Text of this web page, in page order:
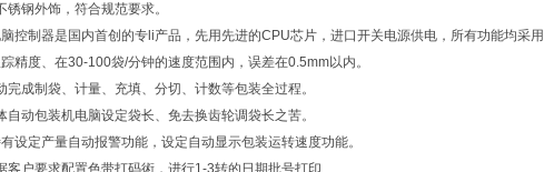
锈钢外饰，符合规范要求。
控制器是国内首创的专li产品，先用先进的CPU芯片，进口开关电源供电，所有功能均采
精度、在30-100袋/分钟的速度范围内，误差在0.5mm以内。
完成制袋、计量、充填、分切、计数等包装全过程。
自动包装机电脑设定袋长、免去换齿轮调袋长之苦。
设定产量自动报警功能，设定自动显示包装运转速度功能。
客户要求配置色带打码術，进行1-3转的日期批号打印